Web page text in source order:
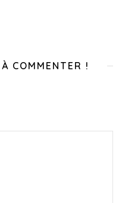
COMMENTER !